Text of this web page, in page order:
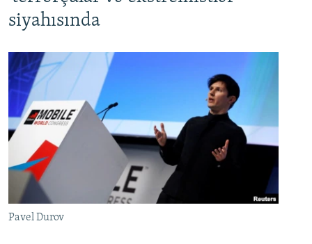
siyahısında
Pavel Durov